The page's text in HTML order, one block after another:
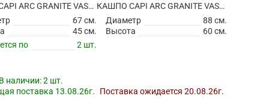
КАШПО CAPI ARC GRANITE VASE BALL WARM TAUPE
67 см.
45 см.
по
2 шт.
наличии:2 шт.
поставка 13.08.26г.
КАШПО CAPI ARC GRANITE VASE BALL WARM TAUPE
Диаметр
88 см.
Высота
60 см.
Поставка ожидается 20.08.26г.